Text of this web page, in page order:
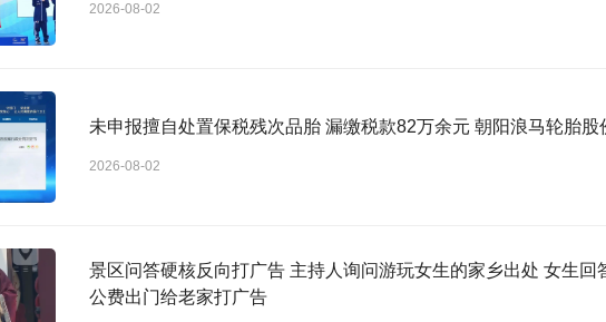
2026-08-02
未申报擅自处置保税残次品胎 漏缴税款82万余元 朝阳浪马轮胎
2026-08-02
景区问答硬核反向打广告 主持人询问游玩女生的家乡出处 女生
公费出门给老家打广告